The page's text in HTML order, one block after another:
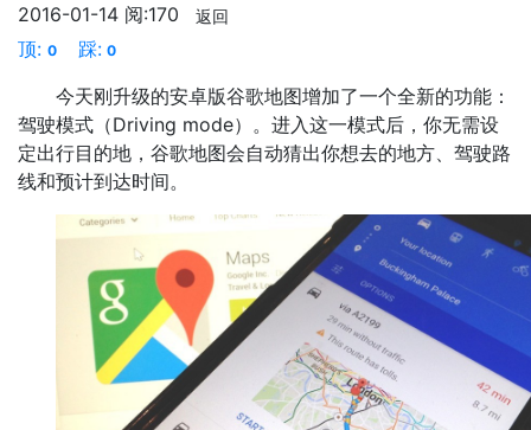
2016-01-14 阅:170 返回
顶: 0 踩: 0
今天刚升级的安卓版谷歌地图增加了一个全新的功能：
驾驶模式（Driving mode）。进入这一模式后，你无需设
定出行目的地，谷歌地图会自动猜出你想去的地方、驾驶路
线和预计到达时间。